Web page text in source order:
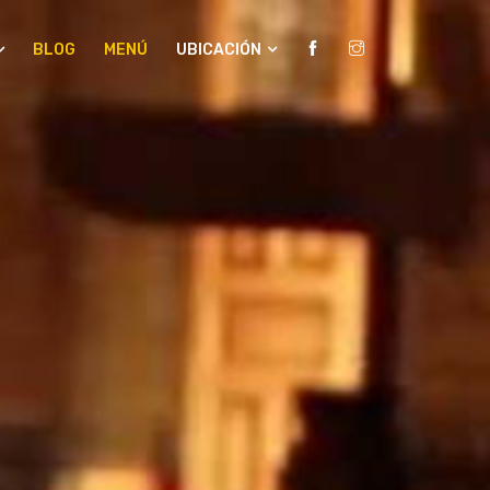
BLOG MENÚ UBICACIÓN